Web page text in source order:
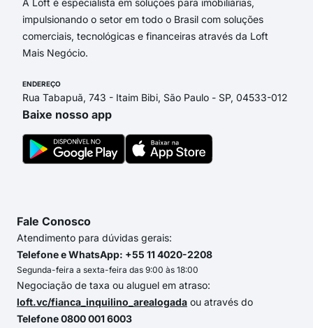
A Loft é especialista em soluções para imobiliárias,
impulsionando o setor em todo o Brasil com soluções
comerciais, tecnológicas e financeiras através da Loft
Mais Negócio.
ENDEREÇO
Rua Tabapuã, 743 - Itaim Bibi, São Paulo - SP, 04533-012
Baixe nosso app
Fale Conosco
Atendimento para dúvidas gerais:
Telefone e WhatsApp: +55 11 4020-2208
Segunda-feira a sexta-feira das 9:00 às 18:00
Negociação de taxa ou aluguel em atraso:
loft.vc/fianca_inquilino_arealogada ou através do
Telefone 0800 001 6003